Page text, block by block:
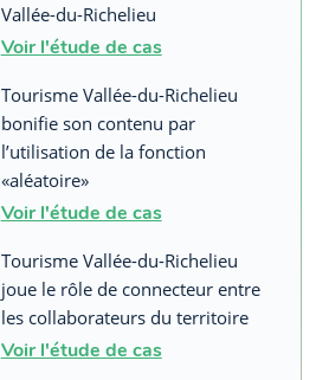
Vallée-du-Richelieu
Voir l'étude de cas
Tourisme Vallée-du-Richelieu
bonifie son contenu par
l’utilisation de la fonction
«aléatoire»
Voir l'étude de cas
Tourisme Vallée-du-Richelieu
joue le rôle de connecteur entre
les collaborateurs du territoire
Voir l'étude de cas